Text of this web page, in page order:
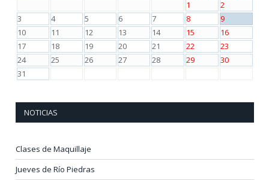
1
2
3
4 5 6 7 8
9
10
11 12 13 14 15
16
17
18 19 20 21 22
23
24
25 26 27 28 29
30
31
NOTICIAS
Clases de Maquillaje
Jueves de Río Piedras